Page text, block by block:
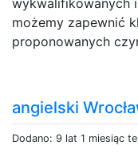
możemy zapewnić
proponowanych
angielski
Dodano: 9 lat 1 miesiąc